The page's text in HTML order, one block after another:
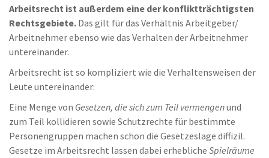
Arbeitsrecht ist außerdem eine der konfliktträchtigsten
Rechtsgebiete. Das gilt für das Verhältnis Arbeitgeber/
Arbeitnehmer ebenso wie das Verhalten der Arbeitnehmer
untereinander.
Arbeitsrecht ist so kompliziert wie die Verhaltensweisen der
Leute untereinander:
Eine Menge von Gesetzen, die sich zum Teil vermengenund
zum Teil kollidieren sowie Schutzrechte für bestimmte
Personengruppen machen schon die Gesetzeslage diffizil.
Gesetze im Arbeitsrecht lassen dabei erhebliche Spielräume